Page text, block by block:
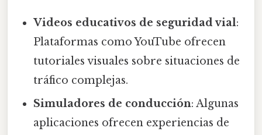
Videos educativos de seguridad vial:
Plataformas como YouTube ofrecen
tutoriales visuales sobre situaciones de
tráfico complejas.
Simuladores de conducción: Algunas
aplicaciones ofrecen experiencias de